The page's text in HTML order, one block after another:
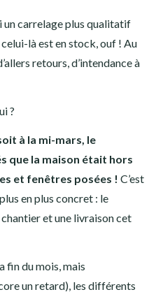
un carrelage plus qualitatif
là est en stock, ouf ! Au
retours, d’intendance à
?
à la mi-mars, le
que la maison était hors
et fenêtres posées ! C’est
en plus concret : le
et une livraison cet
fin du mois, mais
un retard), les différents